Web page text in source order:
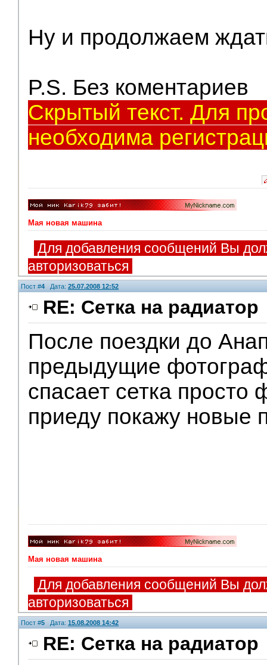
Ну и продолжаем
P.S. Без коментариев
Скрытый текст. Для
необходима
Мая новая машина
Для добавления сообщений Вы
авторизоваться
Пост #4Дата: 25.07.2008 12:52
RE: Сетка на радиатор
После поездки до
предыдущие
спасает сетка просто
приеду покажу новые
Мая новая машина
Для добавления сообщений Вы
авторизоваться
Пост #5 Дата: 15.08.2008 14:42
RE: Сетка на радиатор